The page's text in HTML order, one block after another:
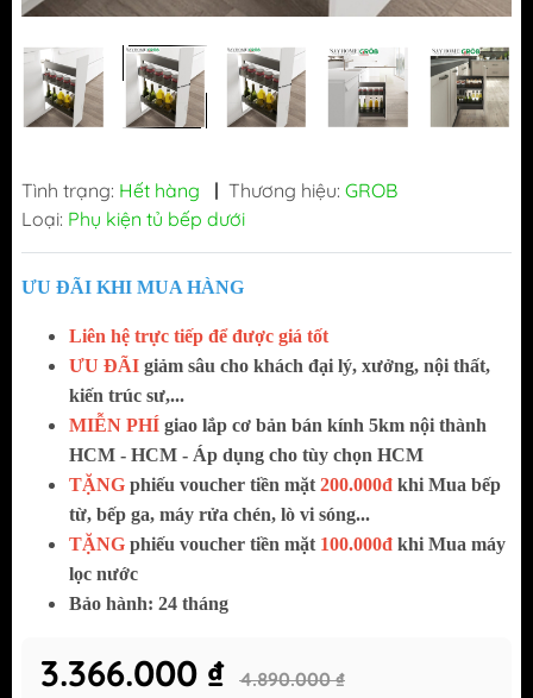
Tình trạng: Hết hàng | Thương hiệu: GROB
Loại: Phụ kiện tủ bếp dưới
ƯU ĐÃI KHI MUA HÀNG
Liên hệ trực tiếp để được giá tốt
ƯU ĐÃI giảm sâu cho khách đại lý, xưởng, nội thất,
kiến trúc sư,...
MIỄN PHÍ giao lắp cơ bản bán kính 5km nội thành
HCM - HCM - Áp dụng cho tùy chọn HCM
TẶNG phiếu voucher tiền mặt 200.000đ khi Mua bếp
từ, bếp ga, máy rửa chén, lò vi sóng...
TẶNG phiếu voucher tiền mặt 100.000đ khi Mua máy
lọc nước
Bảo hành: 24 tháng
3.366.000 ₫ 4.890.000 ₫